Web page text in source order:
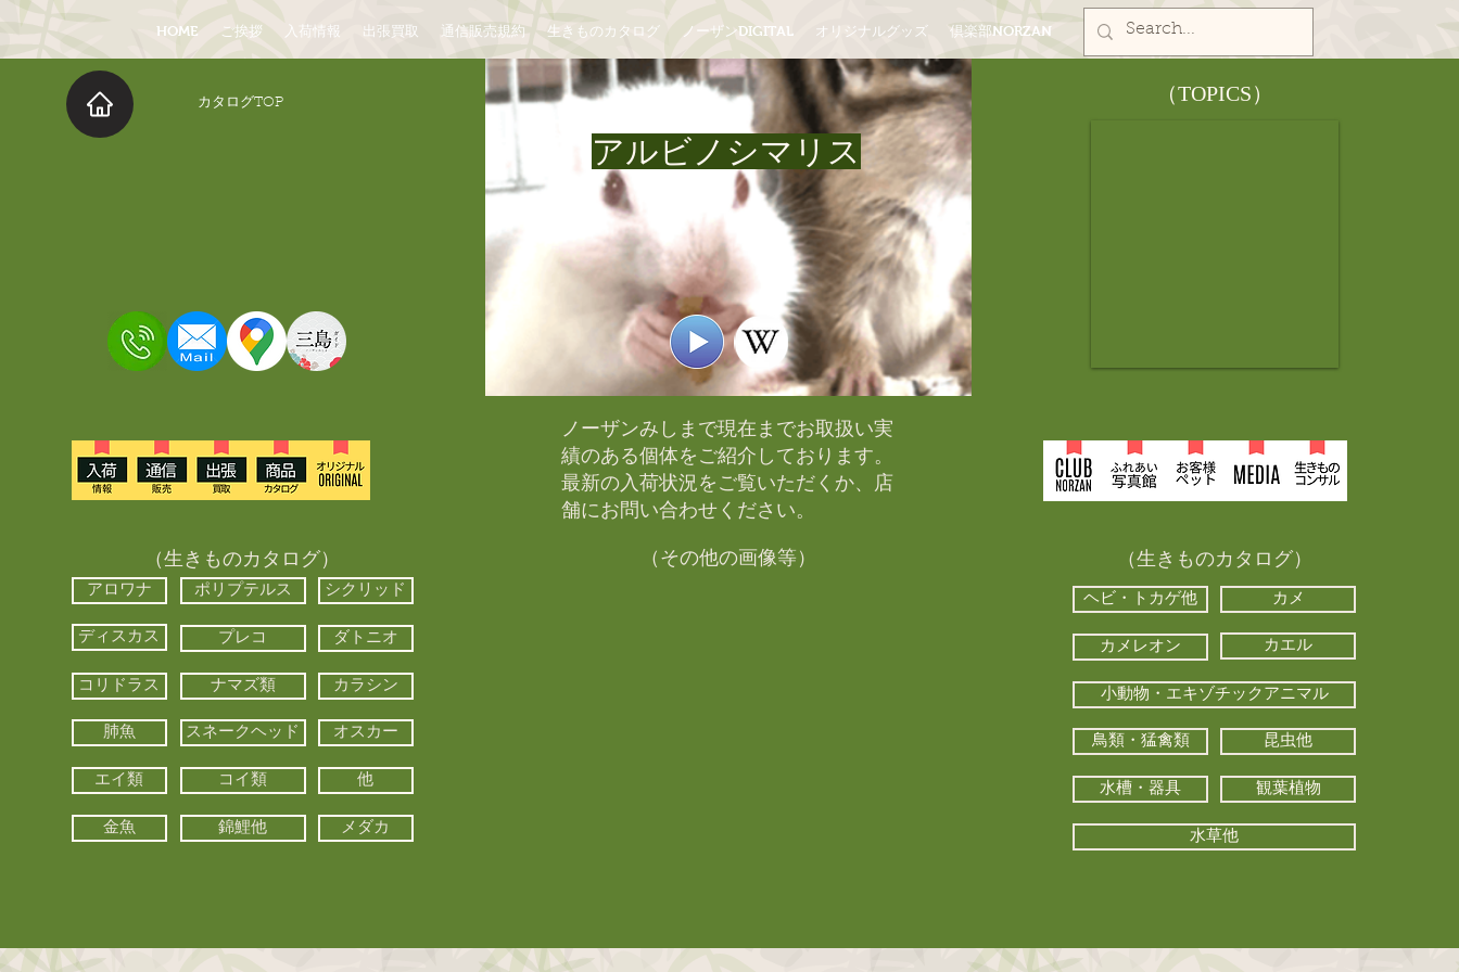
HOME ご挨拶 入荷情報 出張買取 通信販売規約 生きものカタログ ノーザンDIGITAL オリジナルグッズ 倶楽部NORZAN
​カタログTOP
アルビノシマリス
​（TOPICS）
（生きものカタログ）
アロワナ ポリプテルス シクリッド
ディスカス プレコ ダトニオ
コリドラス ナマズ類 カラシン
肺魚 スネークヘッド オスカー
エイ類 コイ類 他
金魚 錦鯉他 メダカ
ノーザンみしまで現在までお取扱い実
績のある個体をご紹介しております。​
最新の入荷状況をご覧いただくか、店
舗にお問い合わせください。​
（その他の画像等） （生きものカタログ）
ヘビ・トカゲ他 カメ
カメレオン カエル
小動物・エキゾチックアニマル
鳥類・猛禽類 昆虫他
水槽・器具 観葉植物
水草他